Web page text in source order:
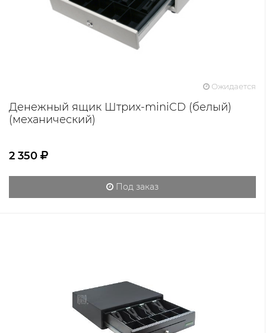
Ожидается
Денежный ящик Штрих-miniCD (белый)
(механический)
2 350
Под заказ